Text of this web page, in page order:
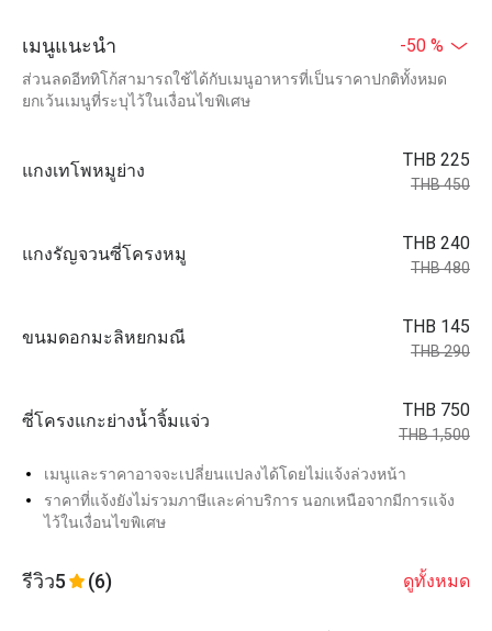
เมนูแนะนำ -50 %
ส่วนลดอีททิโก้สามารถใช้ได้กับเมนูอาหารที่เป็นราคาปกติทั้งหมด
ยกเว้นเมนูที่ระบุไว้ในเงื่อนไขพิเศษ
แกงเทโพหมูย่าง
THB 225
THB 450
แกงรัญจวนซี่โครงหมู
THB 240
THB 480
ขนมดอกมะลิหยกมณี
THB 145
THB 290
ซี่โครงแกะย่างน้ำจิ้มแจ่ว
THB 750
THB 1,500
เมนูและราคาอาจจะเปลี่ยนแปลงได้โดยไม่แจ้งล่วงหน้า
ราคาที่แจ้งยังไม่รวมภาษีและค่าบริการ นอกเหนือจากมีการแจ้ง
ไว้ในเงื่อนไขพิเศษ
รีวิว5 (6) ดูทั้งหมด